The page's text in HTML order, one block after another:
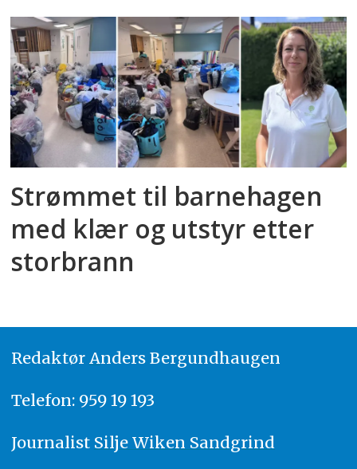
Strømmet til barnehagen
med klær og utstyr etter
storbrann
Redaktør Anders Bergundhaugen
Telefon: 959 19 193
Journalist Silje Wiken Sandgrind